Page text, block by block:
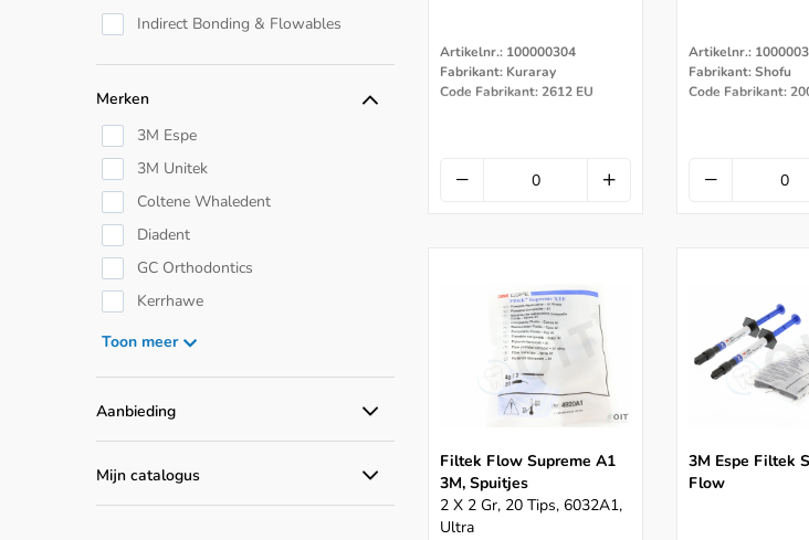
Indirect Bonding & Flowables
Merken
3M Espe
3M Unitek
Coltene Whaledent
Diadent
GC Orthodontics
Kerrhawe
Kulzer
Reliance
Vivadent
Voco
Toon meer
Aanbieding
Mijn catalogus
Artikelnr.: 100000304
Fabrikant: Kuraray
Code Fabrikant: 2612 EU
Artikelnr.:
Fabrikant: Shofu
Code Fabrikant:
Filtek Flow Supreme A1
3M, Spuitjes
2 X 2 Gr, 20 Tips, 6032A1,
Ultra
3M Espe Filtek
Flow